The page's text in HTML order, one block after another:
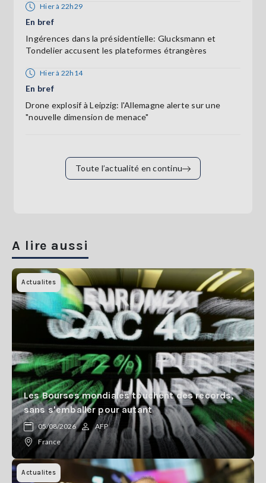
Hier à 22h29
En bref
Ingérences dans la présidentielle: Glucksmann et
Tondelier accusent les plateformes étrangères
Hier à 22h14
En bref
Drone explosif à Leipzig: l'Allemagne alerte sur une
"nouvelle dimension de menace"
Toute l’actualité en continu
A lire aussi
Actualites
Les Bourses mondiales touchent des records,
sans s'emballer pour autant
05/08/2026
AFP
France
Actualites